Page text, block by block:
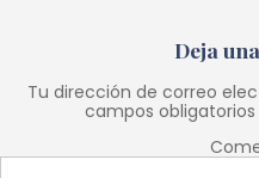
Deja
Tu dirección de correo
campos